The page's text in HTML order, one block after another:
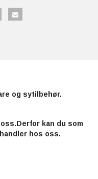
og sytilbehør.
kan du som
hos oss.